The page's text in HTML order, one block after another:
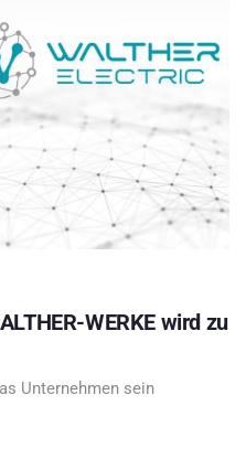
WERKE wird zu
Unternehmen sein